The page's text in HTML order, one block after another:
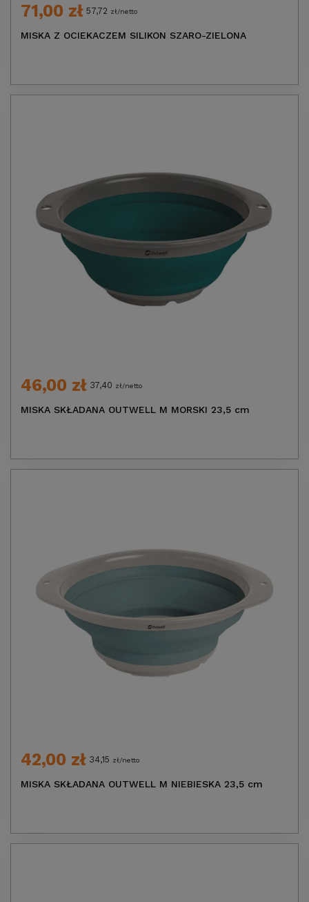
71,00 zł 57,72 zł/netto
MISKA Z OCIEKACZEM SILIKON SZARO-ZIELONA
46,00 zł 37,40 zł/netto
MISKA SKŁADANA OUTWELL M MORSKI 23,5 cm
42,00 zł 34,15 zł/netto
MISKA SKŁADANA OUTWELL M NIEBIESKA 23,5 cm